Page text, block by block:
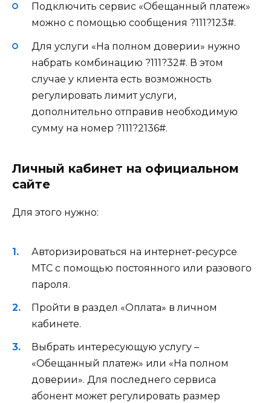
Подключить сервис «Обещанный платеж»
можно с помощью сообщения ?111?123#.
Для услуги «На полном доверии» нужно
набрать комбинацию ?111?32#. В этом
случае у клиента есть возможность
регулировать лимит услуги,
дополнительно отправив необходимую
сумму на номер ?111?2136#.
Личный кабинет на официальном
сайте
Для этого нужно:
Авторизироваться на интернет-ресурсе
МТС с помощью постоянного или разового
пароля.
Пройти в раздел «Оплата» в личном
кабинете.
Выбрать интересующую услугу –
«Обещанный платеж» или «На полном
доверии». Для последнего сервиса
абонент может регулировать размер